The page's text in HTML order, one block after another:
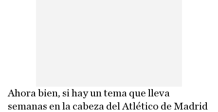
Ahora bien, si hay un tema que lleva
semanas en la cabeza del Atlético de Madrid